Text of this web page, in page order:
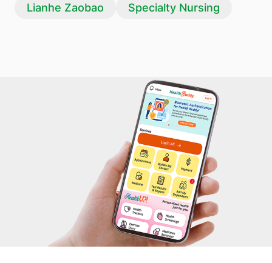
Lianhe Zaobao
Specialty Nursing